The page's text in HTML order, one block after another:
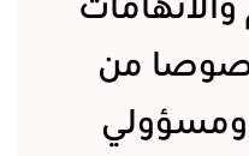
من
ومسؤولي